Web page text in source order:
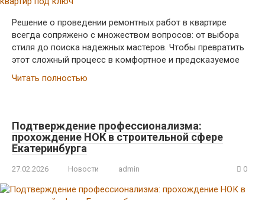
Решение о проведении ремонтных работ в квартире
всегда сопряжено с множеством вопросов: от выбора
стиля до поиска надежных мастеров. Чтобы превратить
этот сложный процесс в комфортное и предсказуемое
Читать полностью
Подтверждение профессионализма:
прохождение НОК в строительной сфере
Екатеринбурга
27.02.2026 Новости admin 0